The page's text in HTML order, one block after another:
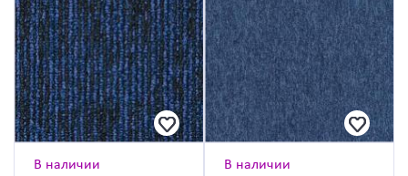
В наличии В наличии